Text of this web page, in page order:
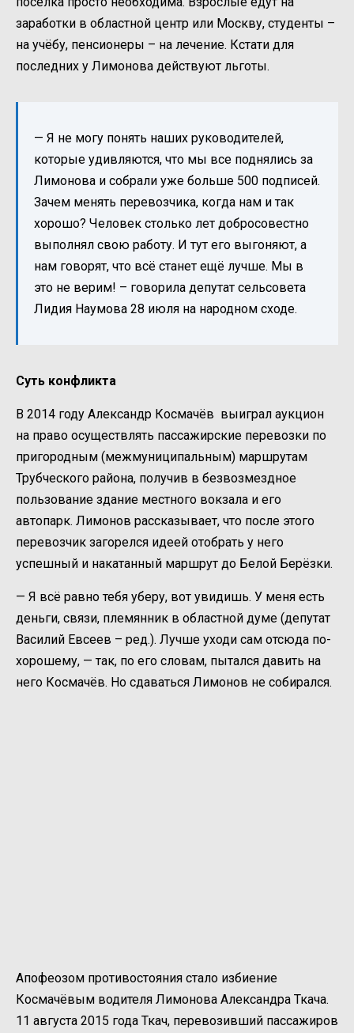
заработки в областной центр или Москву, студенты –
на учёбу, пенсионеры – на лечение. Кстати для
последних у Лимонова действуют льготы.
— Я не могу понять наших руководителей,
которые удивляются, что мы все поднялись за
Лимонова и собрали уже больше 500 подписей.
Зачем менять перевозчика, когда нам и так
хорошо? Человек столько лет добросовестно
выполнял свою работу. И тут его выгоняют, а
нам говорят, что всё станет ещё лучше. Мы в
это не верим! – говорила депутат сельсовета
Лидия Наумова 28 июля на народном сходе.
Суть конфликта
В 2014 году Александр Космачёв выиграл аукцион
на право осуществлять пассажирские перевозки по
пригородным (межмуниципальным) маршрутам
Трубческого района, получив в безвозмездное
пользование здание местного вокзала и его
автопарк. Лимонов рассказывает, что после этого
перевозчик загорелся идеей отобрать у него
успешный и накатанный маршрут до Белой Берёзки.
— Я всё равно тебя уберу, вот увидишь. У меня есть
деньги, связи, племянник в областной думе (депутат
Василий Евсеев – ред.). Лучше уходи сам отсюда по-
хорошему, — так, по его словам, пытался давить на
него Космачёв. Но сдаваться Лимонов не собирался.
Апофеозом противостояния стало избиение
Космачёвым водителя Лимонова Александра Ткача.
11 августа 2015 года Ткач, перевозивший пассажиров